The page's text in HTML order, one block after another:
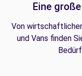
Eine
Von
und Vans finden